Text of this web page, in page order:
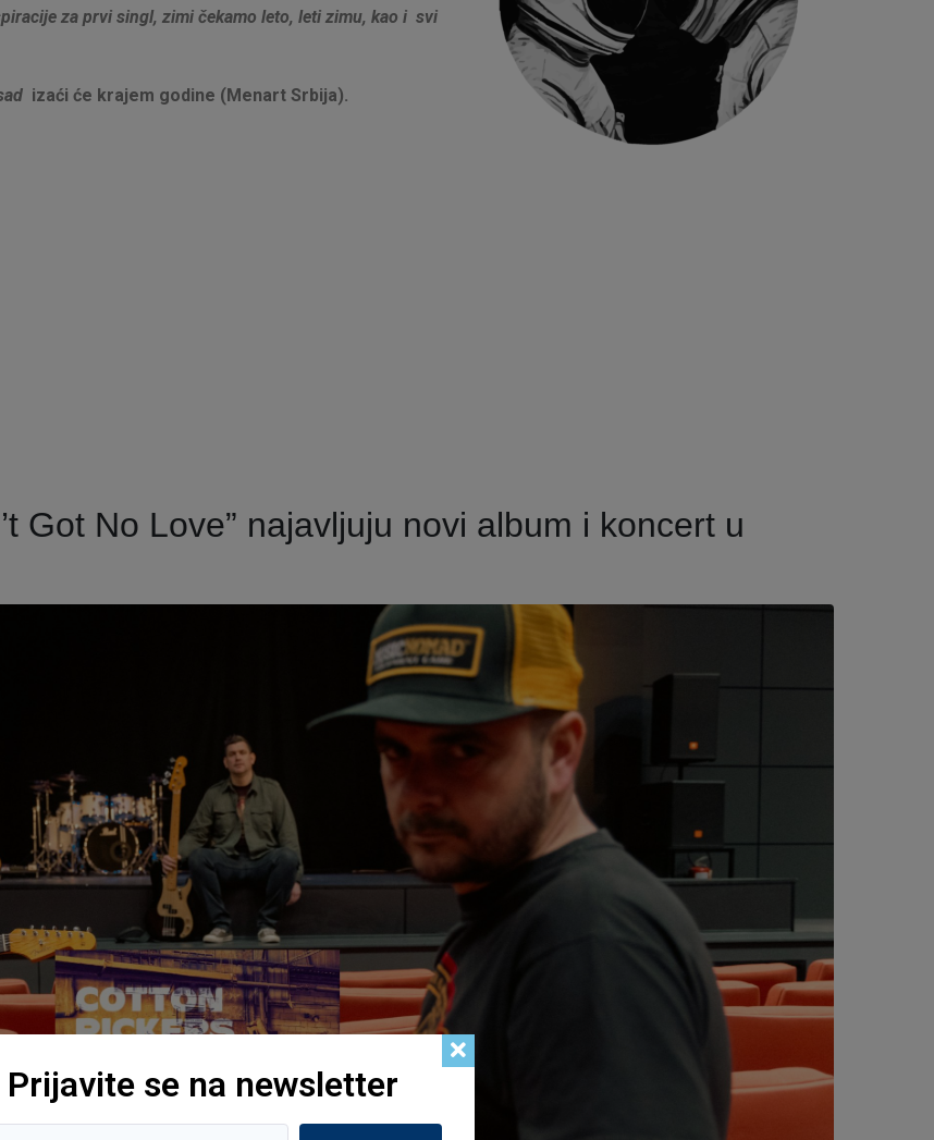
za prvi singl, zimi čekamo leto, leti zimu, kao i svi
izaći će krajem godine (Menart Srbija).
Got No Love” najavljuju novi album i koncert u
Prijavite se na newsletter